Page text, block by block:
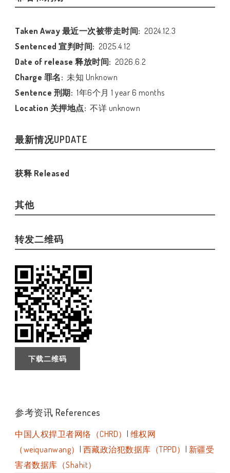
Taken Away 最近一次被带走时间: 2024.12.3
Sentenced 宣判时间: 2025.4.12
Date of release 释放时间: 2026.6.2
Charge 罪名: 未知 Unknown
Sentence 刑期: 1年6个月 1 year 6 months
Location 关押地点: 不详 unknown
最新情况UPDATE
获释 Released
其他
转发二维码
下载二维码
参考资讯 References
中国人权捍卫者网络（CHRD） | 维权网
（weiquanwang） | 西藏政治犯数据库（TPPD） | 新疆受
害者数据库（Shahit）